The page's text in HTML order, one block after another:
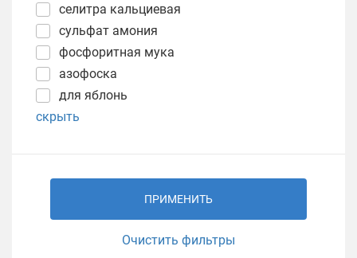
селитра кальциевая
сульфат амония
фосфоритная мука
азофоска
для яблонь
скрыть
ПРИМЕНИТЬ
Очистить фильтры